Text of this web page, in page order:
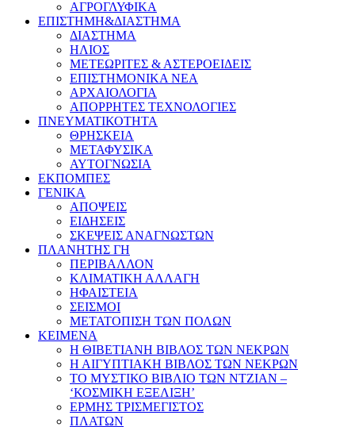
ΑΓΡΟΓΛΥΦΙΚΑ
ΕΠΙΣΤΗΜΗ&ΔΙΑΣΤΗΜΑ
ΔΙΑΣΤΗΜΑ
ΗΛΙΟΣ
ΜΕΤΕΩΡΙΤΕΣ & ΑΣΤΕΡΟΕΙΔΕΙΣ
ΕΠΙΣΤΗΜΟΝΙΚΑ ΝΕΑ
ΑΡΧΑΙΟΛΟΓΙΑ
ΑΠΟΡΡΗΤΕΣ ΤΕΧΝΟΛΟΓΙΕΣ
ΠΝΕΥΜΑΤΙΚΟΤΗΤΑ
ΘΡΗΣΚΕΙΑ
ΜΕΤΑΦΥΣΙΚΑ
ΑΥΤΟΓΝΩΣΙΑ
ΕΚΠΟΜΠΕΣ
ΓΕΝΙΚΑ
ΑΠΟΨΕΙΣ
ΕΙΔΗΣΕΙΣ
ΣΚΕΨΕΙΣ ΑΝΑΓΝΩΣΤΩΝ
ΠΛΑΝΗΤΗΣ ΓΗ
ΠΕΡΙΒΑΛΛΟΝ
ΚΛΙΜΑΤΙΚΗ ΑΛΛΑΓΗ
ΗΦΑΙΣΤΕΙΑ
ΣΕΙΣΜΟΙ
ΜΕΤΑΤΟΠΙΣΗ ΤΩΝ ΠΟΛΩΝ
ΚΕΙΜΕΝΑ
Η ΘΙΒΕΤΙΑΝΗ ΒΙΒΛΟΣ ΤΩΝ ΝΕΚΡΩΝ
Η ΑΙΓΥΠΤΙΑΚΗ ΒΙΒΛΟΣ ΤΩΝ ΝΕΚΡΩΝ
ΤΟ ΜΥΣΤΙΚΟ ΒΙΒΛΙΟ ΤΩΝ ΝΤΖΙΑΝ –
‘ΚΟΣΜΙΚΗ ΕΞΕΛΙΞΗ’
ΕΡΜΗΣ ΤΡΙΣΜΕΓΙΣΤΟΣ
ΠΛΑΤΩΝ